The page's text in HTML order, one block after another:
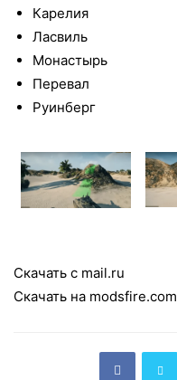
Карелия
Ласвиль
Монастырь
Перевал
Руинберг
Скачать с mail.ru
Скачать на modsfire.com